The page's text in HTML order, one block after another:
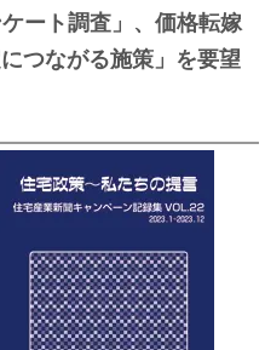
ート調査」、価格転嫁
つながる施策」を要望